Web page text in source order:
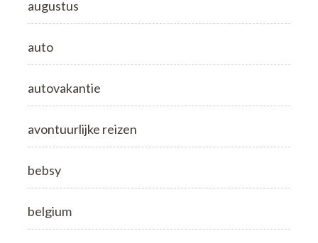
augustus
auto
autovakantie
avontuurlijke reizen
bebsy
belgium